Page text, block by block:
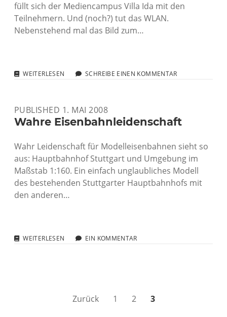
füllt sich der Mediencampus Villa Ida mit den
Teilnehmern. Und (noch?) tut das WLAN.
Nebenstehend mal das Bild zum…
WEITERLESEN BARCAMP
FOTO
ZUM
WLAN
SCHREIBE EINEN KOMMENTAR
PUBLISHED 1. MAI 2008
Wahre Eisenbahnleidenschaft
Wahr Leidenschaft für Modelleisenbahnen sieht so
aus: Hauptbahnhof Stuttgart und Umgebung im
Maßstab 1:160. Ein einfach unglaubliches Modell
des bestehenden Stuttgarter Hauptbahnhofs mit
den anderen…
WEITERLESEN WAHREEIN KOMMENTAR
Seitennummerierung
Zurück 1 2 3